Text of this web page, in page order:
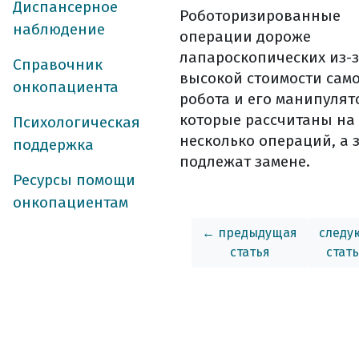
Диспансерное
наблюдение
Справочник
онкопациента
Психологическая
поддержка
Ресурсы помощи
онкопациентам
в больничной
осложнения
борьба с болью
уход за
физическая
лечебное питание
особенности
лечебное
что можно и
общие правила
принципы
как проходит
Роботоризированные
операции дороже
лапароскопических из-
высокой стоимости
робота и его
которые рассчитаны на
несколько операций, а
подлежат замене.
← предыдущая
статья